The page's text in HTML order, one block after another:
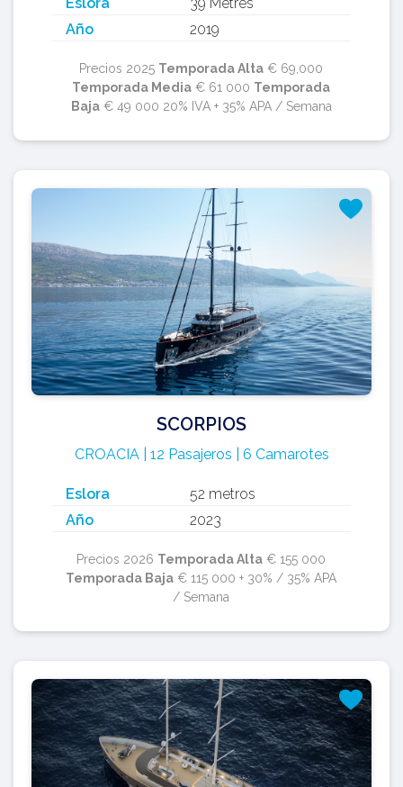
Año
2019
Precios 2025 Temporada Alta € 69,000
Temporada Media € 61 000 Temporada
Baja€ 49 000 20% IVA + 35% APA / Semana
SCORPIOS
CROACIA | 12 Pasajeros | 6 Camarotes
Eslora
52 metros
Año
2023
Precios 2026 Temporada Alta € 155 000
Temporada Baja € 115 000 + 30% / 35% APA
/ Semana